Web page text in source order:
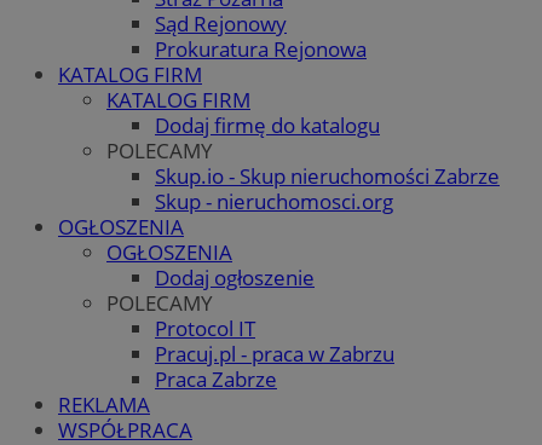
Sąd Rejonowy
Prokuratura Rejonowa
KATALOG FIRM
KATALOG FIRM
Dodaj firmę do katalogu
POLECAMY
Skup.io - Skup nieruchomości Zabrze
Skup - nieruchomosci.org
OGŁOSZENIA
OGŁOSZENIA
Dodaj ogłoszenie
POLECAMY
Protocol IT
Pracuj.pl - praca w Zabrzu
Praca Zabrze
REKLAMA
WSPÓŁPRACA